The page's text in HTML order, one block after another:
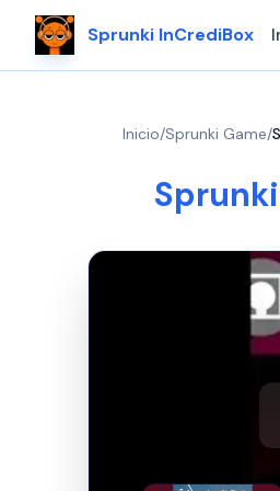
Sprunki InCrediBox
Inicio/Sprunki Game/